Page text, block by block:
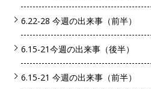
6.22-28 今週の出来事（前半）
6.15-21今週の出来事（後半）
6.15-21 今週の出来事（前半）